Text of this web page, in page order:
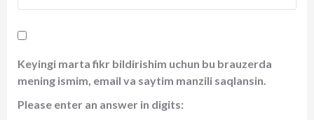
Keyingi marta fikr bildirishim uchun bu brauzerda
mening ismim, email va saytim manzili saqlansin.
Please enter an answer in digits: